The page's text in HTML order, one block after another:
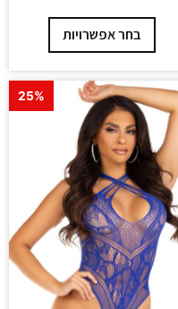
בחר אפשרויות
25%